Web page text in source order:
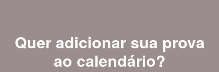
Quer adicionar sua prova
ao calendário?